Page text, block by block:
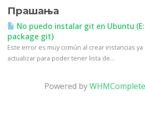
Прашања
No puedo instalar git en Ubuntu
package git)
Este error es muy común al crear instancias
actualizar para poder tener lista de...
Powered by